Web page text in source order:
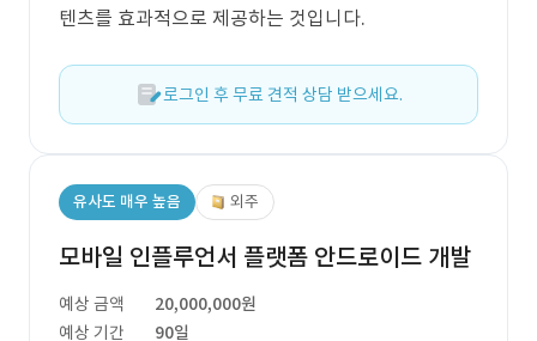
텐츠를 효과적으로 제공하는 것입니다.
로그인 후 무료 견적 상담 받으세요.
유사도 매우 높음 외주
모바일 인플루언서 플랫폼 안드로이드 개발
예상 금액
20,000,000원
예상 기간
90일